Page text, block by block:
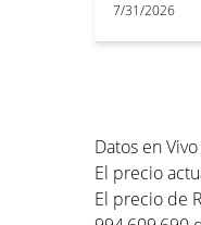
7/31/2026
Datos en
El precio
El precio de